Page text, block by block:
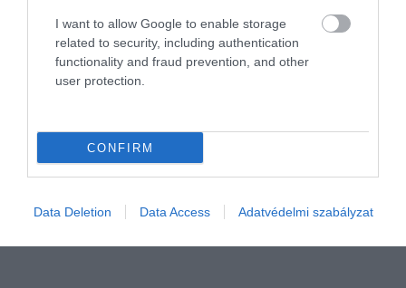
I want to allow Google to enable storage
related to security, including authentication
functionality and fraud prevention, and other
user protection.
CONFIRM
Data Deletion Data Access Adatvédelmi szabályzat
odafigyelve bárkinek sikerülhet tápanyagban gazdag humuszt
előállítani.